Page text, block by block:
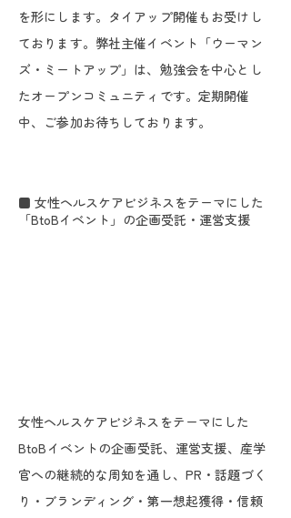
を形にします。タイアップ開催もお受けし
ております。弊社主催イベント「ウーマン
ズ・ミートアップ」は、勉強会を中心とし
たオープンコミュニティです。定期開催
中、ご参加お待ちしております。
■ 女性ヘルスケアビジネスをテーマにした
「BtoBイベント」の企画受託・運営支援
女性ヘルスケアビジネスをテーマにした
BtoBイベントの企画受託、運営支援、産学
官への継続的な周知を通し、PR・話題づく
り・ブランディング・第一想起獲得・信頼